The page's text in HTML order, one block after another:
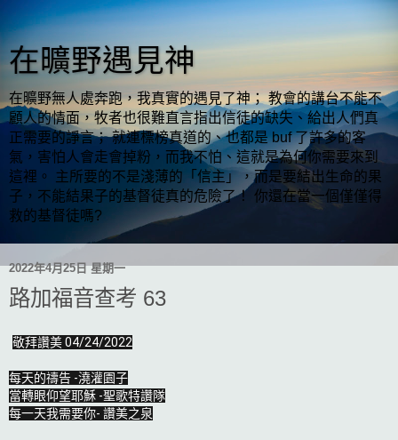
在曠野遇見神
在曠野無人處奔跑，我真實的遇見了神； 教會的講台不能不
顧人的情面，牧者也很難直言指出信徒的缺失、給出人們真
正需要的諍言； 就連標榜真道的、也都是 buf 了許多的客
氣，害怕人會走會掉粉，而我不怕、這就是為何你需要來到
這裡。 主所要的不是淺薄的「信主」，而是要結出生命的果
子，不能結果子的基督徒真的危險了！ 你還在當一個僅僅得
救的基督徒嗎?
2022年4月25日 星期一
路加福音查考 63
敬拜讚美 04/24/2022
每天的禱告 -澆灌園子
當轉眼仰望耶穌 -聖歌特讚隊
每一天我需要你- 讚美之泉